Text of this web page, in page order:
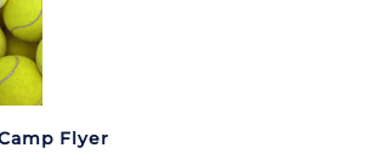
Flyer